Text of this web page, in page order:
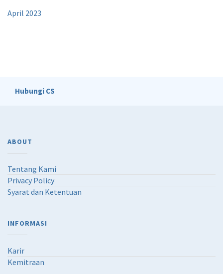
April 2023
Hubungi CS
ABOUT
Tentang Kami
Privacy Policy
Syarat dan Ketentuan
INFORMASI
Karir
Kemitraan